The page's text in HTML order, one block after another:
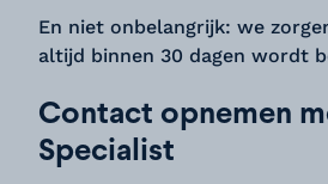
En niet onbelangrijk: we
altijd binnen 30 dagen wordt
Contact opnemen
Specialist